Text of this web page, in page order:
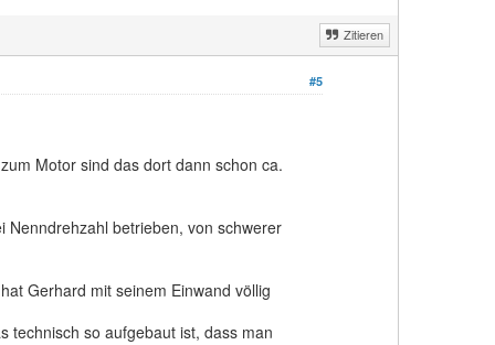
Zitieren
#5
Motor sind das dort dann schon ca.
Nenndrehzahl betrieben, von schwerer
Gerhard mit seinem Einwand völlig
technisch so aufgebaut ist, dass man